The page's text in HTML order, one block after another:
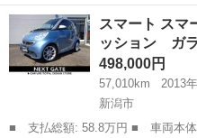
ー名： シトロエン ■ 車種名：
名： シャインパッケージ ／パノ
ブレコーダ...
新潟 新潟市 その他
スマート スマ
ッション ガ
498,000円
57,010km
2013年
新潟市
■ 支払総額: 58.8万円 ■ 車両本体価格： 498,000 円 ■ メーカー